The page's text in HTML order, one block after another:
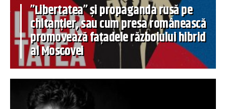
”Libertatea” și propaganda rusă pe
chitanțier, sau cum presa românească
promovează fațadele războiului hibrid
al Moscovei